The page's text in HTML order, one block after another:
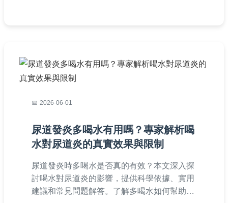
2026-06-01
尿道發炎多喝水有用嗎？專家解析喝
水對尿道炎的真實效果與限制
尿道發炎時多喝水是否真的有效？本文深入探
討喝水對尿道炎的影響，提供科學依據、實用
建議和常見問題解答。了解多喝水如何幫助沖